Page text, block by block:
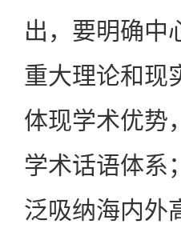
出，要明确中
重大理论和现
体现学术优势
学术话语体系
泛吸纳海内外